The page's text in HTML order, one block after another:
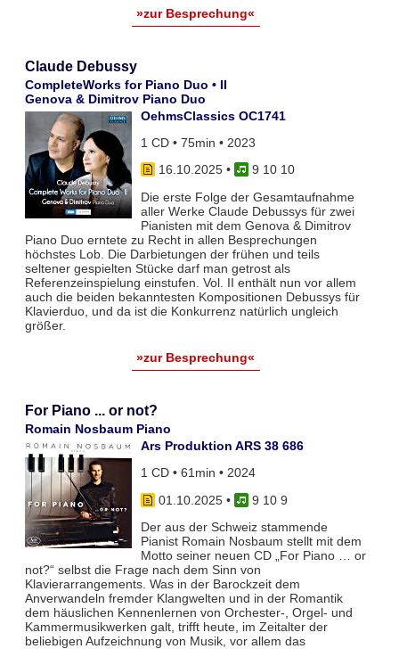
»zur Besprechung«
Claude Debussy
CompleteWorks for Piano Duo • II
Genova & Dimitrov Piano Duo
OehmsClassics OC1741
1 CD • 75min • 2023
16.10.2025•
9 10 10
Die erste Folge der Gesamtaufnahme
aller Werke Claude Debussys für zwei
Pianisten mit dem Genova & Dimitrov
Piano Duo erntete zu Recht in allen Besprechungen
höchstes Lob. Die Darbietungen der frühen und teils
seltener gespielten Stücke darf man getrost als
Referenzeinspielung einstufen. Vol. II enthält nun vor allem
auch die beiden bekanntesten Kompositionen Debussys für
Klavierduo, und da ist die Konkurrenz natürlich ungleich
größer.
»zur Besprechung«
For Piano ... or not?
Romain Nosbaum Piano
Ars Produktion ARS 38 686
1 CD • 61min • 2024
01.10.2025•
9 10 9
Der aus der Schweiz stammende
Pianist Romain Nosbaum stellt mit dem
Motto seiner neuen CD „For Piano … or
not?“ selbst die Frage nach dem Sinn von
Klavierarrangements. Was in der Barockzeit dem
Anverwandeln fremder Klangwelten und in der Romantik
dem häuslichen Kennenlernen von Orchester-, Orgel- und
Kammermusikwerken galt, trifft heute, im Zeitalter der
beliebigen Aufzeichnung von Musik, vor allem das